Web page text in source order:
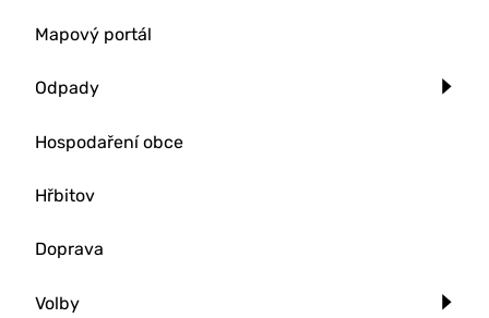
Mapový portál
Odpady
Hospodaření obce
Hřbitov
Doprava
Volby